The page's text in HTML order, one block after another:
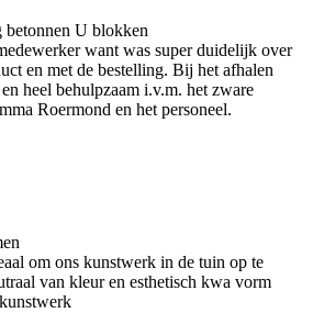
betonnen U blokken
want was super duidelijk over
en met de bestelling. Bij het afhalen
heel behulpzaam i.v.m. het zware
Roermond en het personeel.
om ons kunstwerk in de tuin op te
van kleur en esthetisch kwa vorm